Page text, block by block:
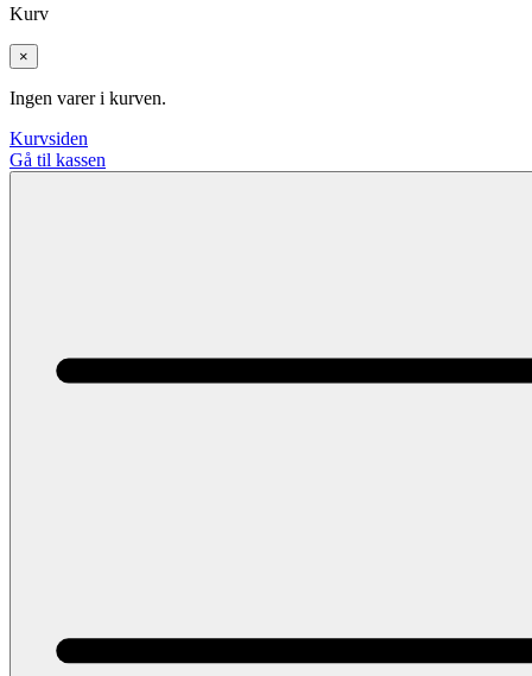
Kurv
×
Ingen varer i kurven.
Kurvsiden
Gå til kassen